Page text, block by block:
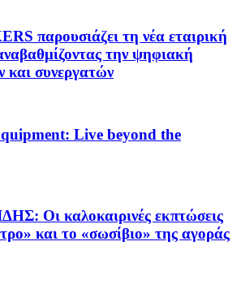
παρουσιάζει τη νέα εταιρική
την ψηφιακή
και συνεργατών
Live beyond the
Οι καλοκαιρινές εκπτώσεις
και το «σωσίβιο» της αγοράς